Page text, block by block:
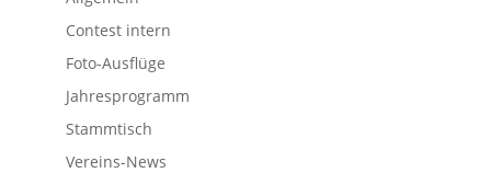
Contest intern
Foto-Ausflüge
Jahresprogramm
Stammtisch
Vereins-News